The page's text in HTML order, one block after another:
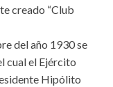
creado “Club
del año 1930 se
cual el Ejército
Hipólito